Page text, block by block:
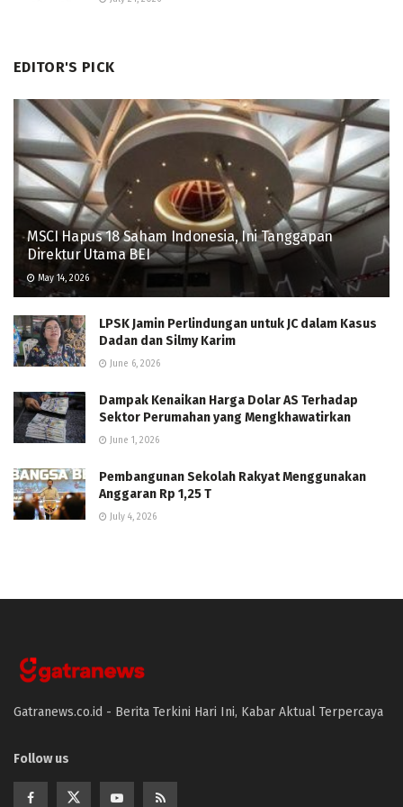
EDITOR'S PICK
MSCI Hapus 18 Saham Indonesia, Ini Tanggapan
Direktur Utama BEI
May 14, 2026
LPSK Jamin Perlindungan untuk JC dalam Kasus
Dadan dan Silmy Karim
June 6, 2026
Dampak Kenaikan Harga Dolar AS Terhadap
Sektor Perumahan yang Mengkhawatirkan
June 1, 2026
Pembangunan Sekolah Rakyat Menggunakan
Anggaran Rp 1,25 T
July 4, 2026
Gatranews.co.id - Berita Terkini Hari Ini, Kabar Aktual Terpercaya
Follow us